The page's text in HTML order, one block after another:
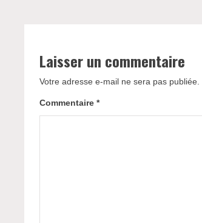
Laisser un commentaire
Votre adresse e-mail ne sera pas publiée.
Commentaire*